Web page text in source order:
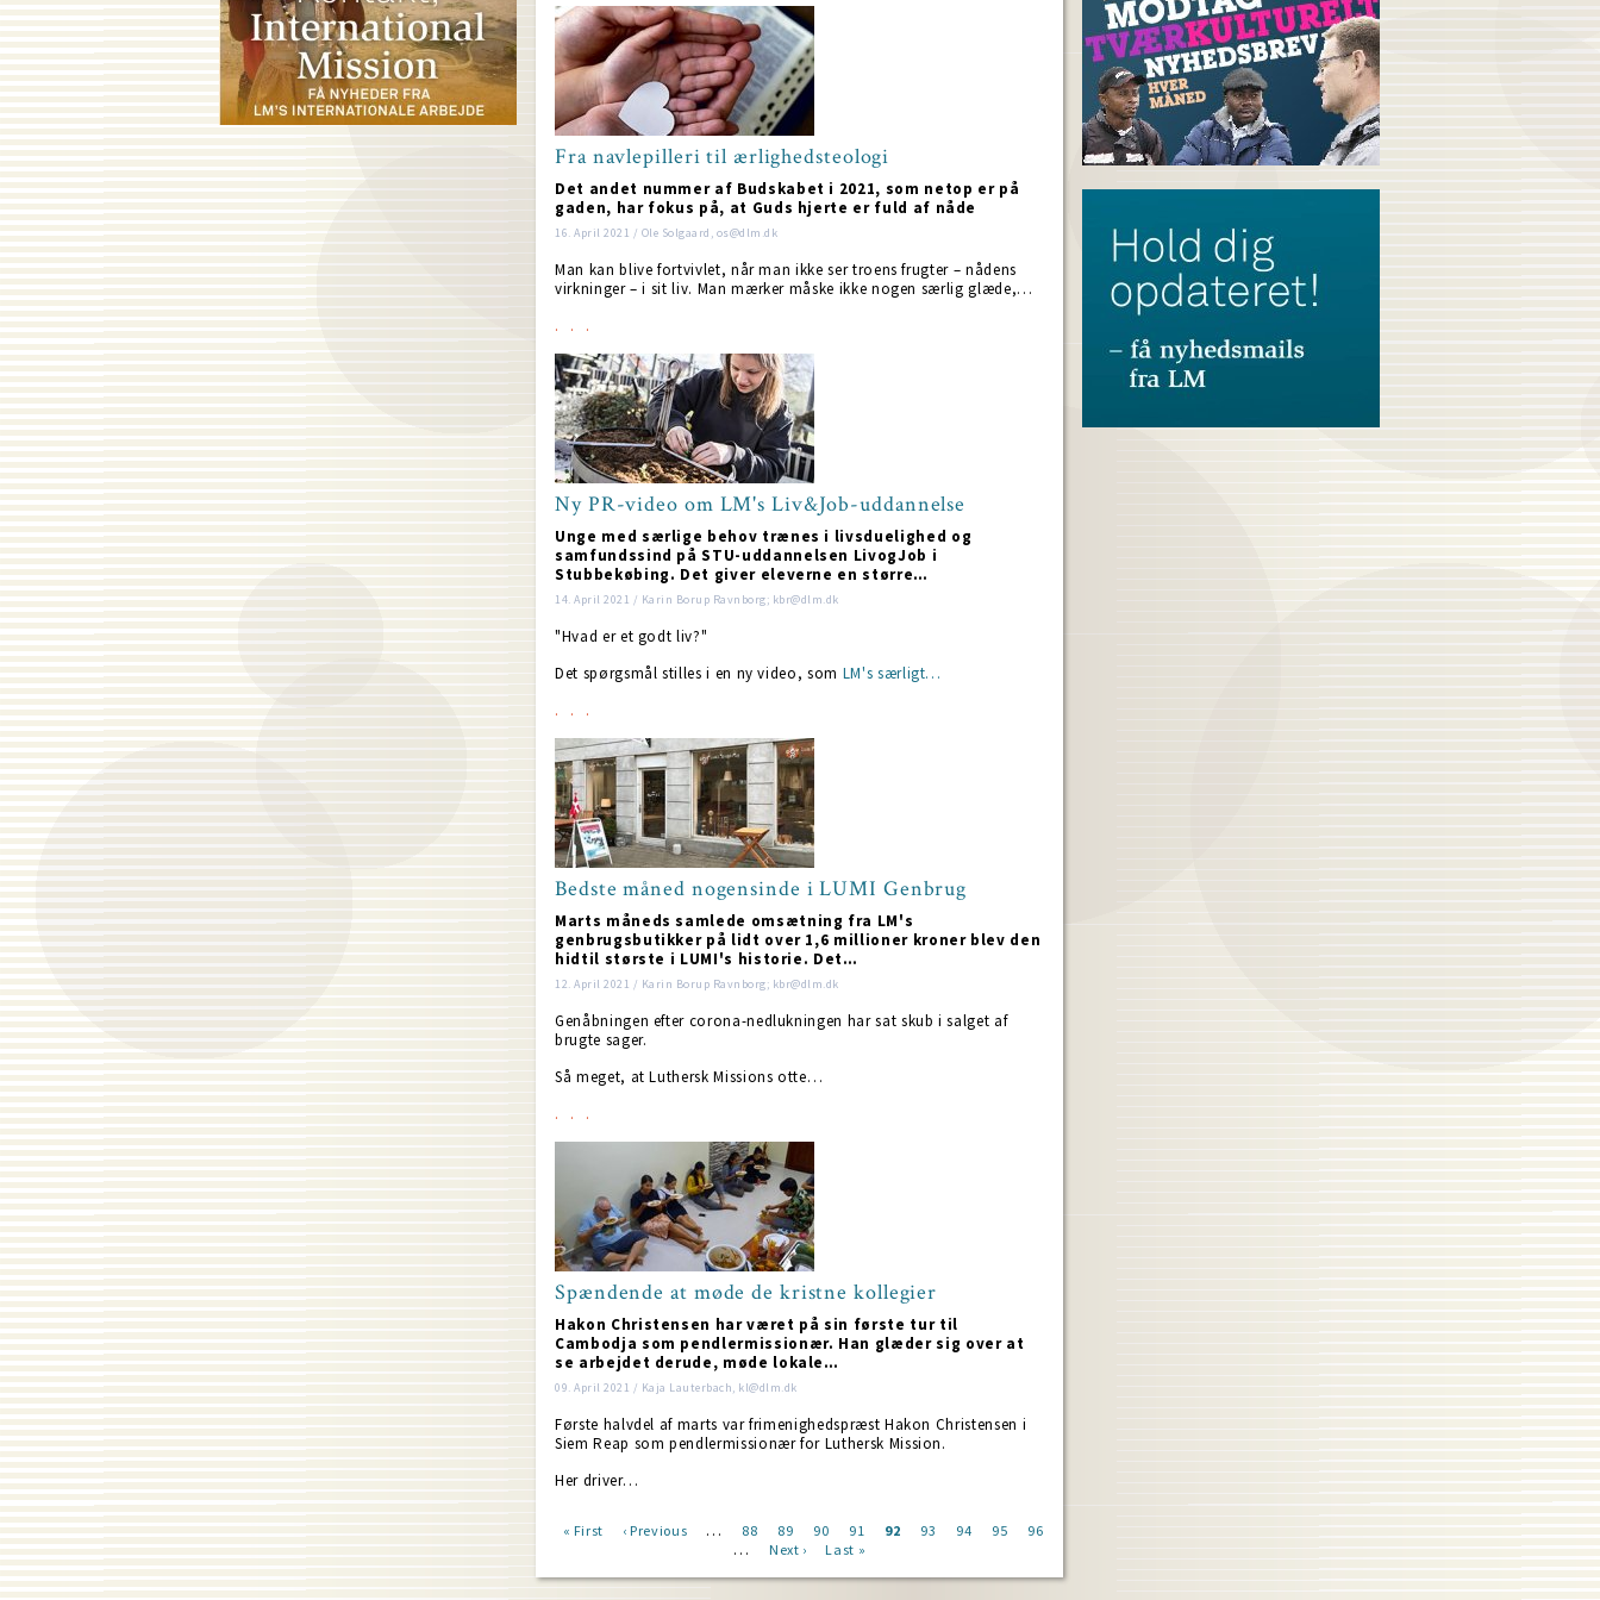
Fra navlepilleri til ærlighedsteologi
Det andet nummer af Budskabet i 2021, som netop er på
gaden, har fokus på, at Guds hjerte er fuld af nåde
16. April 2021 / Ole Solgaard, os@dlm.dk
Man kan blive fortvivlet, når man ikke ser troens frugter – nådens
virkninger – i sit liv. Man mærker måske ikke nogen særlig glæde,…
Ny PR-video om LM's Liv&Job-uddannelse
Unge med særlige behov trænes i livsduelighed og
samfundssind på STU-uddannelsen LivogJob i
Stubbekøbing. Det giver eleverne en større…
14. April 2021 / Karin Borup Ravnborg; kbr@dlm.dk
"Hvad er et godt liv?"
Det spørgsmål stilles i en ny video, som LM's særligt…
Bedste måned nogensinde i LUMI Genbrug
Marts måneds samlede omsætning fra LM's
genbrugsbutikker på lidt over 1,6 millioner kroner blev den
hidtil største i LUMI's historie. Det…
12. April 2021 / Karin Borup Ravnborg; kbr@dlm.dk
Genåbningen efter corona-nedlukningen har sat skub i salget af
brugte sager.
Så meget, at Luthersk Missions otte…
Spændende at møde de kristne kollegier
Hakon Christensen har været på sin første tur til
Cambodja som pendlermissionær. Han glæder sig over at
se arbejdet derude, møde lokale…
09. April 2021 / Kaja Lauterbach, kl@dlm.dk
Første halvdel af marts var frimenighedspræst Hakon Christensen i
Siem Reap som pendlermissionær for Luthersk Mission.
Her driver…
First
« First
Previous
‹ Previous … Page
88 Page
89 Page
90 Page
91
Current
92 Page
93 Page
94 Page
95 Page
96
…
Next
Next ›
Last
Last »